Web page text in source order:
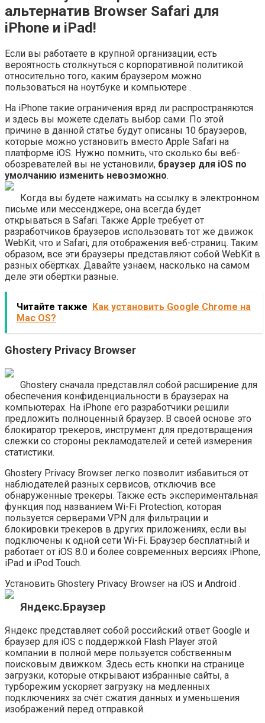
альтернатив Browser Safari для
iPhone и iPad!
Если вы работаете в крупной организации, есть
вероятность столкнуться с корпоративной политикой
относительно того, каким браузером можно
пользоваться на ноутбуке и компьютере .
На iPhone такие ограничения вряд ли распространяются
и здесь вы можете сделать выбор сами. По этой
причине в данной статье будут описаны 10 браузеров,
которые можно установить вместо Apple Safari на
платформе iOS. Нужно помнить, что сколько бы веб-
обозревателей вы не установили, браузер для iOS по
умолчанию изменить невозможно.
Когда вы будете нажимать на ссылку в электронном
письме или мессенджере, она всегда будет
открываться в Safari. Также Apple требует от
разработчиков браузеров использовать тот же движок
WebKit, что и Safari, для отображения веб-страниц. Таким
образом, все эти браузеры представляют собой WebKit в
разных обёртках. Давайте узнаем, насколько на самом
деле эти обёртки разные.
Читайте также Как установить Google Chrome на
Mac OS?
Ghostery Privacy Browser
Ghostery сначала представлял собой расширение для
обеспечения конфиденциальности в браузерах на
компьютерах. На iPhone его разработчики решили
предложить полноценный браузер. В своей основе это
блокиратор трекеров, инструмент для предотвращения
слежки со стороны рекламодателей и сетей измерения
статистики.
Ghostery Privacy Browser легко позволит избавиться от
наблюдателей разных сервисов, отключив все
обнаруженные трекеры. Также есть экспериментальная
функция под названием Wi-Fi Protection, которая
пользуется серверами VPN для фильтрации и
блокировки трекеров в других приложениях, если вы
подключены к одной сети Wi-Fi. Браузер бесплатный и
работает от iOS 8.0 и более современных версиях iPhone,
iPad и iPod Touch.
Установить Ghostery Privacy Browser на iOS и Android .
Яндекс.Браузер
Яндекс представляет собой российский ответ Google и
браузер для iOS с поддержкой Flash Player этой
компании в полной мере пользуется собственным
поисковым движком. Здесь есть кнопки на странице
загрузки, которые открывают избранные сайты, а
турборежим ускоряет загрузку на медленных
подключениях за счёт сжатия данных и уменьшения
изображений перед отправкой.